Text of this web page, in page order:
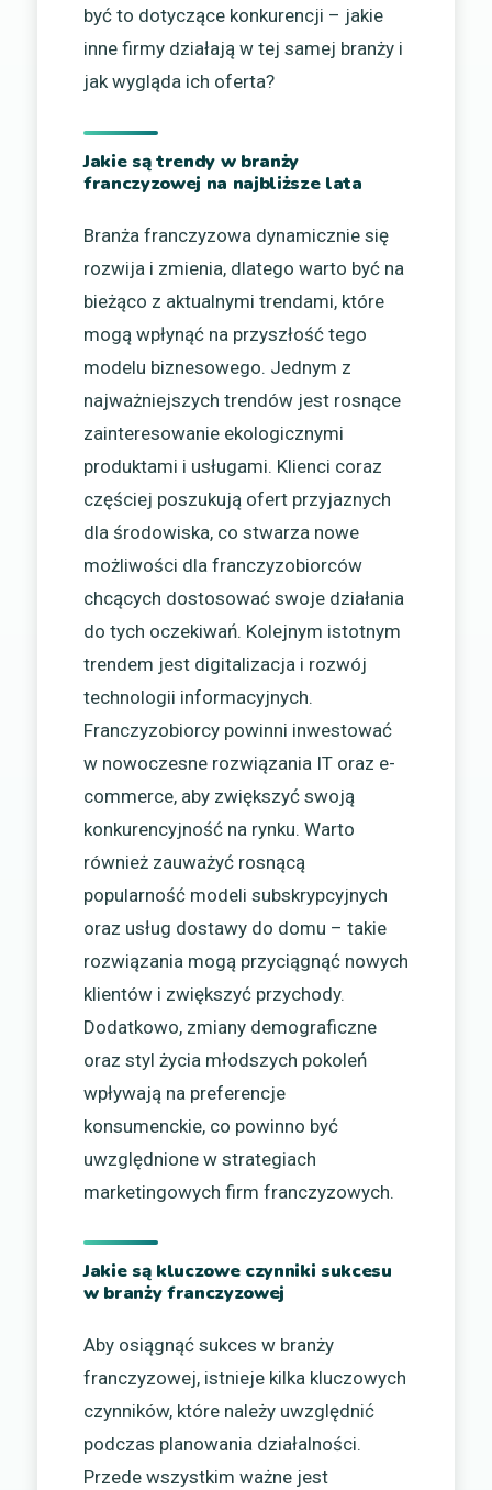
być to dotyczące konkurencji – jakie
inne firmy działają w tej samej branży i
jak wygląda ich oferta?
Jakie są trendy w branży
franczyzowej na najbliższe lata
Branża franczyzowa dynamicznie się
rozwija i zmienia, dlatego warto być na
bieżąco z aktualnymi trendami, które
mogą wpłynąć na przyszłość tego
modelu biznesowego. Jednym z
najważniejszych trendów jest rosnące
zainteresowanie ekologicznymi
produktami i usługami. Klienci coraz
częściej poszukują ofert przyjaznych
dla środowiska, co stwarza nowe
możliwości dla franczyzobiorców
chcących dostosować swoje działania
do tych oczekiwań. Kolejnym istotnym
trendem jest digitalizacja i rozwój
technologii informacyjnych.
Franczyzobiorcy powinni inwestować
w nowoczesne rozwiązania IT oraz e-
commerce, aby zwiększyć swoją
konkurencyjność na rynku. Warto
również zauważyć rosnącą
popularność modeli subskrypcyjnych
oraz usług dostawy do domu – takie
rozwiązania mogą przyciągnąć nowych
klientów i zwiększyć przychody.
Dodatkowo, zmiany demograficzne
oraz styl życia młodszych pokoleń
wpływają na preferencje
konsumenckie, co powinno być
uwzględnione w strategiach
marketingowych firm franczyzowych.
Jakie są kluczowe czynniki sukcesu
w branży franczyzowej
Aby osiągnąć sukces w branży
franczyzowej, istnieje kilka kluczowych
czynników, które należy uwzględnić
podczas planowania działalności.
Przede wszystkim ważne jest